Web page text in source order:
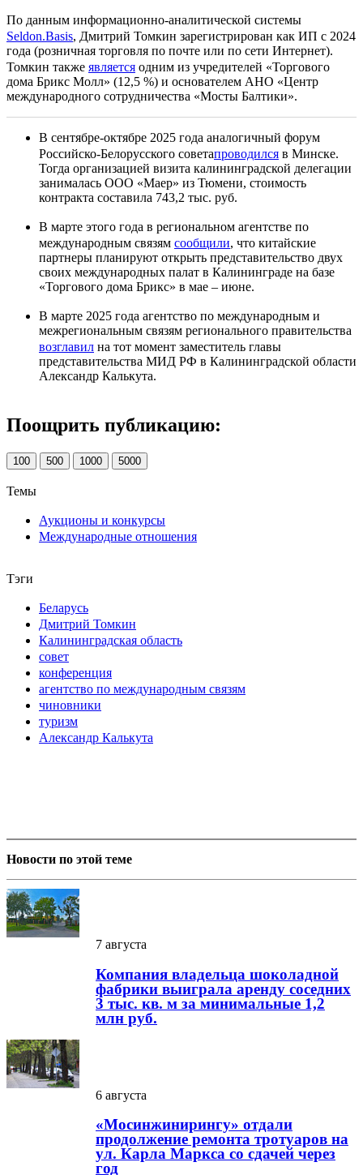
По данным информационно-аналитической системы
Seldon.Basis, Дмитрий Томкин зарегистрирован как ИП с 2024
года (розничная торговля по почте или по сети Интернет).
Томкин также является одним из учредителей «Торгового
дома Брикс Молл» (12,5 %) и основателем АНО «Центр
международного сотрудничества «Мосты Балтики».
В сентябре-октябре 2025 года аналогичный форум
Российско-Белорусского советапроводился в Минске.
Тогда организацией визита калининградской делегации
занималась ООО «Маер» из Тюмени, стоимость
контракта составила 743,2 тыс. руб.
В марте этого года в региональном агентстве по
международным связям сообщили, что китайские
партнеры планируют открыть представительство двух
своих международных палат в Калининграде на базе
«Торгового дома Брикс» в мае – июне.
В марте 2025 года агентство по международным и
межрегиональным связям регионального правительства
возглавил на тот момент заместитель главы
представительства МИД РФ в Калининградской области
Александр Калькута.
Поощрить публикацию:
100 500 1000 5000
Темы
Аукционы и конкурсы
Международные отношения
Тэги
Беларусь
Дмитрий Томкин
Калининградская область
совет
конференция
агентство по международным связям
чиновники
туризм
Александр Калькута
Новости по этой теме
7 августа
Компания владельца шоколадной
фабрики выиграла аренду соседних
3 тыс. кв. м за минимальные 1,2
млн руб.
6 августа
«Мосинжинирингу» отдали
продолжение ремонта тротуаров на
ул. Карла Маркса со сдачей через
год